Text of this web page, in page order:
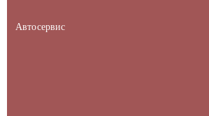
Автосервис